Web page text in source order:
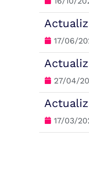
17/06/
27/04/
17/03/